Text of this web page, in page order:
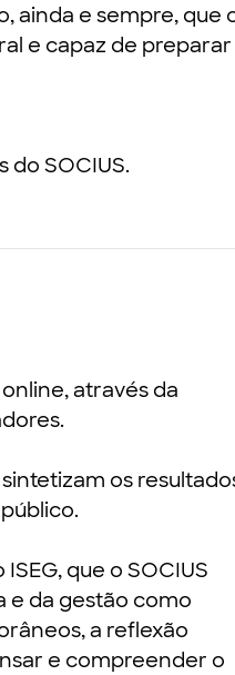
ainda e sempre, que
e capaz de preparar
do SOCIUS.
através da
os
que o SOCIUS
e da gestão como
a reflexão
e compreender o